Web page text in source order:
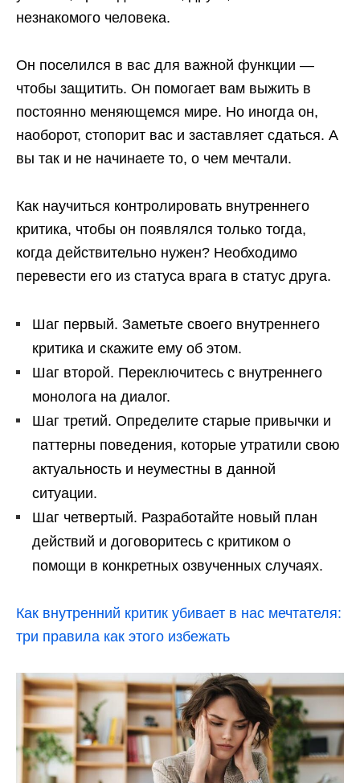
незнакомого человека.
Он поселился в вас для важной функции —
чтобы защитить. Он помогает вам выжить в
постоянно меняющемся мире. Но иногда он,
наоборот, стопорит вас и заставляет сдаться. А
вы так и не начинаете то, о чем мечтали.
Как научиться контролировать внутреннего
критика, чтобы он появлялся только тогда,
когда действительно нужен? Необходимо
перевести его из статуса врага в статус друга.
Шаг первый. Заметьте своего внутреннего
критика и скажите ему об этом.
Шаг второй. Переключитесь с внутреннего
монолога на диалог.
Шаг третий. Определите старые привычки и
паттерны поведения, которые утратили свою
актуальность и неуместны в данной
ситуации.
Шаг четвертый. Разработайте новый план
действий и договоритесь с критиком о
помощи в конкретных озвученных случаях.
Как внутренний критик убивает в нас мечтателя:
три правила как этого избежать